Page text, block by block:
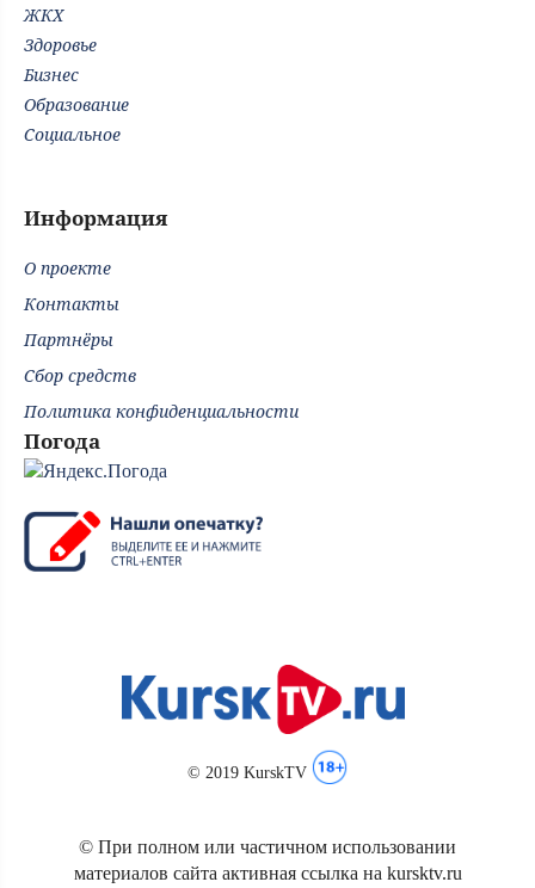
ЖКХ
Здоровье
Бизнес
Образование
Социальное
Информация
О проекте
Контакты
Партнёры
Сбор средств
Политика конфиденциальности
Погода
© 2019 KurskTV
© При полном или частичном использовании
материалов сайта активная ссылка на kursktv.ru